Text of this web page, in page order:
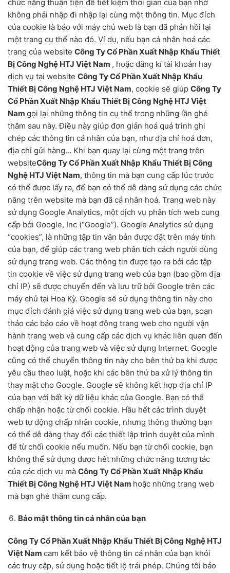
chức năng thuận tiện để tiết kiệm thời gian của bạn nhờ
không phải nhập đi nhập lại cùng một thông tin. Mục đích
của cookie là báo với máy chủ web là bạn đã phản hồi lại
một trang cụ thể nào đó. Ví dụ, nếu bạn cá nhân hoá các
trang của website Công Ty Cổ Phần Xuất Nhập Khẩu Thiết
Bị Công Nghệ HTJ Việt Nam , hoặc đăng kí tài khoản hay
dịch vụ tại website Công Ty Cổ Phần Xuất Nhập Khẩu
Thiết Bị Công Nghệ HTJ Việt Nam, cookie sẽ giúp Công Ty
Cổ Phần Xuất Nhập Khẩu Thiết Bị Công Nghệ HTJ Việt
Nam gọi lại những thông tin cụ thể trong những lần ghé
thăm sau này. Điều này giúp đơn giản hoá quá trình ghi
chép các thông tin cá nhân của bạn, như địa chỉ hoá đơn,
địa chỉ gửi hàng… Khi bạn quay lại cùng một trang trên
websiteCông Ty Cổ Phần Xuất Nhập Khẩu Thiết Bị Công
Nghệ HTJ Việt Nam, thông tin mà bạn cung cấp lúc trước
có thể được lấy ra, để bạn có thể dễ dàng sử dụng các chức
năng trên website mà bạn đã cá nhân hoá. Trang web này
sử dụng Google Analytics, một dịch vụ phân tích web cung
cấp bởi Google, Inc (“Google”). Google Analytics sử dụng
“cookies”, là những tập tin văn bản được đặt trên máy tính
của bạn, để giúp các trang web phân tích cách người dùng
sử dụng trang web. Các thông tin được tạo ra bởi các tập
tin cookie về việc sử dụng trang web của bạn (bao gồm địa
chỉ IP) sẽ được chuyển đến và lưu trữ bởi Google trên các
máy chủ tại Hoa Kỳ. Google sẽ sử dụng thông tin này cho
mục đích đánh giá việc sử dụng trang web của bạn, soạn
thảo các báo cáo về hoạt động trang web cho người vận
hành trang web và cung cấp các dịch vụ khác liên quan đến
hoạt động của trang web và việc sử dụng Internet. Google
cũng có thể chuyển thông tin này cho bên thứ ba khi được
yêu cầu theo luật, hoặc khi các bên thứ ba xử lý thông tin
thay mặt cho Google. Google sẽ không kết hợp địa chỉ IP
của bạn với bất kỳ dữ liệu khác của Google. Bạn có thể
chấp nhận hoặc từ chối cookie. Hầu hết các trình duyệt
web tự động chấp nhận cookie, nhưng thông thường bạn
có thể dễ dàng thay đổi các thiết lập trình duyệt của mình
để từ chối cookie nếu muốn. Nếu bạn từ chối cookie, bạn
không thể sử dụng được hết những chức năng tương tác
của các dịch vụ mà Công Ty Cổ Phần Xuất Nhập Khẩu
Thiết Bị Công Nghệ HTJ Việt Nam hoặc những trang web
mà bạn ghé thăm cung cấp.
Bảo mật thông tin cá nhân của bạn
Công Ty Cổ Phần Xuất Nhập Khẩu Thiết Bị Công Nghệ HTJ
Việt Nam cam kết bảo vệ thông tin cá nhân của bạn khỏi
các truy cập, sử dụng hoặc tiết lộ trái phép. Chúng tôi bảo